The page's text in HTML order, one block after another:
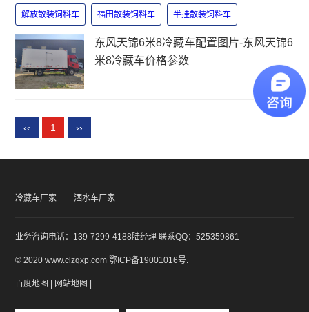
解放散装饲料车 福田散装饲料车 半挂散装饲料车
东风天锦6米8冷藏车配置图片-东风天锦6
米8冷藏车价格参数
‹‹ 1 ››
冷藏车厂家 洒水车厂家
业务咨询电话：139-7299-4188陆经理 联系QQ：525359861
© 2020 www.clzqxp.com鄂ICP备19001016号.
百度地图 网站地图